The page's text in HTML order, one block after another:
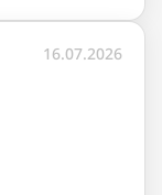
16.07.2026